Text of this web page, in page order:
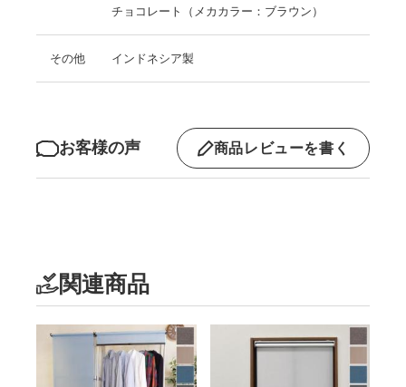
チョコレート（メカカラー：ブラウン）
その他 インドネシア製
お客様の声 商品レビューを書く
関連商品